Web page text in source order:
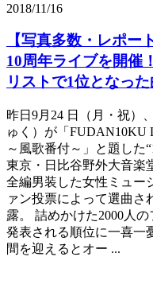
2018/11/16
【写真多数・レポー
10周年ライブを開催
リストで1位となった
昨日9月24 日（月・祝）
ゅく）が「FUDAN10KU
～風歌番付～」と題した
東京・日比谷野外大音楽
全編男装した女性ミュー
ァン投票によって選曲さ
露。 詰めかけた2000人
発表される順位に一喜一
間を迎えるとオー ...